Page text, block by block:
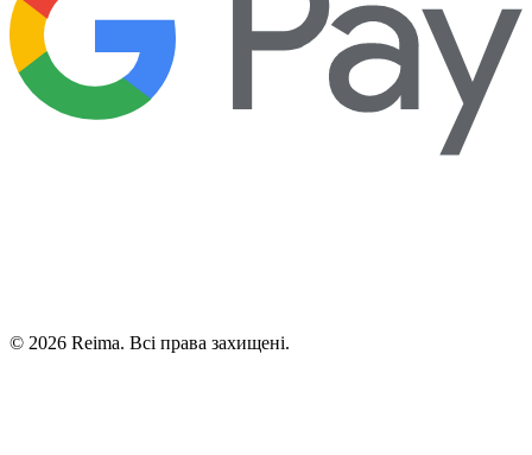
© 2026 Reima. Всі права захищені.